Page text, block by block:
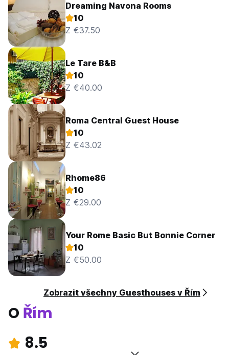
Dreaming Navona Rooms
10
Z €37.50
Le Tare B&B
10
Z €40.00
Roma Central Guest House
10
Z €43.02
Rhome86
10
Z €29.00
Your Rome Basic But Bonnie Corner
10
Z €50.00
Zobrazit všechny Guesthouses v Řím
O Řím
8.5